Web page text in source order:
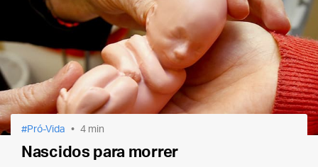
Pró-Vida 4 min
Nascidos para morrer